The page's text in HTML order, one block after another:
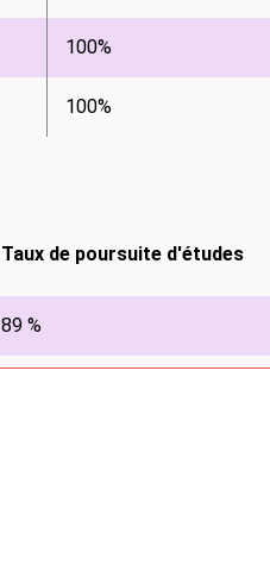
100%
100%
Taux de poursuite d'études
89 %